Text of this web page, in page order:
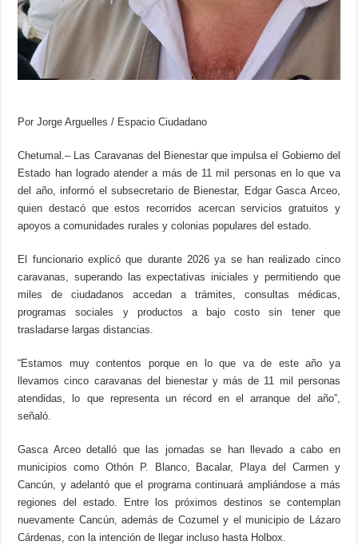
Por Jorge Arguelles / Espacio Ciudadano
Chetumal.– Las Caravanas del Bienestar que impulsa el Gobierno del
Estado han logrado atender a más de 11 mil personas en lo que va
del año, informó el subsecretario de Bienestar, Edgar Gasca Arceo,
quien destacó que estos recorridos acercan servicios gratuitos y
apoyos a comunidades rurales y colonias populares del estado.
El funcionario explicó que durante 2026 ya se han realizado cinco
caravanas, superando las expectativas iniciales y permitiendo que
miles de ciudadanos accedan a trámites, consultas médicas,
programas sociales y productos a bajo costo sin tener que
trasladarse largas distancias.
“Estamos muy contentos porque en lo que va de este año ya
llevamos cinco caravanas del bienestar y más de 11 mil personas
atendidas, lo que representa un récord en el arranque del año”,
señaló.
Gasca Arceo detalló que las jornadas se han llevado a cabo en
municipios como Othón P. Blanco, Bacalar, Playa del Carmen y
Cancún, y adelantó que el programa continuará ampliándose a más
regiones del estado. Entre los próximos destinos se contemplan
nuevamente Cancún, además de Cozumel y el municipio de Lázaro
Cárdenas, con la intención de llegar incluso hasta Holbox.